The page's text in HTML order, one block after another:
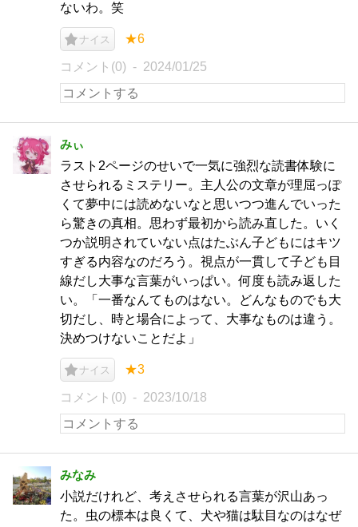
ないわ。笑
ナイス ★6
コメント(0) 2024/01/25
みぃ
ラスト2ページのせいで一気に強烈な読書体験に
させられるミステリー。主人公の文章が理屈っぽ
くて夢中には読めないなと思いつつ進んでいった
ら驚きの真相。思わず最初から読み直した。いく
つか説明されていない点はたぶん子どもにはキツ
すぎる内容なのだろう。視点が一貫して子ども目
線だし大事な言葉がいっぱい。何度も読み返した
い。「一番なんてものはない。どんなものでも大
切だし、時と場合によって、大事なものは違う。
決めつけないことだよ」
ナイス ★3
コメント(0) 2023/10/18
みなみ
小説だけれど、考えさせられる言葉が沢山あっ
た。虫の標本は良くて、犬や猫は駄目なのはなぜ